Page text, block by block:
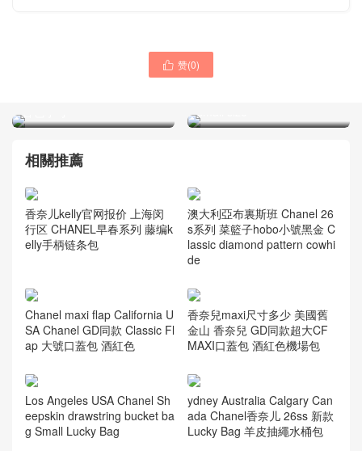
 赞(0)
香奈儿 深圳南山区 chanel
Saudi Arabia Dammam
Saudi Arabia chanel 25A
Suede shopping bag gray
相關推薦
香奈儿kelly官网报价 上海闵
行区 CHANEL早春系列 藤编k
elly手柄链条包
澳大利亞布裏斯班 Chanel 26
s系列 菜籃子hobo小號黑金 C
lassic diamond pattern cowhi
de
Chanel maxi flap California U
SA Chanel GD同款 Classic Fl
ap 大號口蓋包 酒紅色
香奈兒maxi尺寸多少 美國舊
金山 香奈兒 GD同款超大CF
MAXI口蓋包 酒紅色機場包
Los Angeles USA Chanel Sh
eepskin drawstring bucket ba
g Small Lucky Bag
ydney Australia Calgary Can
ada Chanel香奈儿 26ss 新款
Lucky Bag 羊皮抽繩水桶包